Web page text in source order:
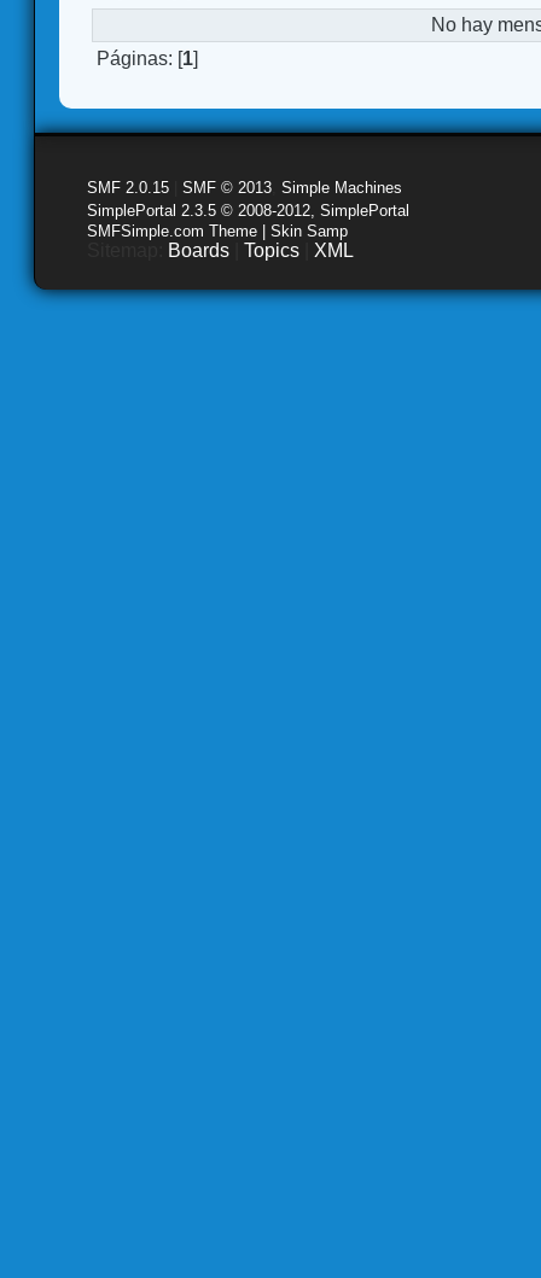
No hay
Páginas: [1]
SMF 2.0.15 SMF © 2013 Simple Machines
SimplePortal 2.3.5 © 2008-2012, SimplePortal
SMFSimple.com Theme | Skin Samp
Boards Topics XML